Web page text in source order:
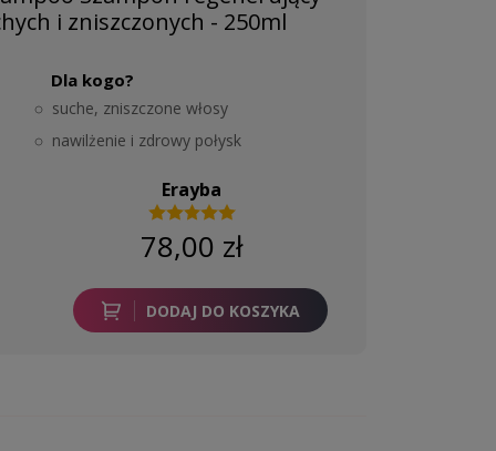
i zniszczonych - 250ml
Dla kogo?
suche, zniszczone włosy
nawilżenie i zdrowy połysk
Erayba
78,00 zł
DODAJ DO KOSZYKA